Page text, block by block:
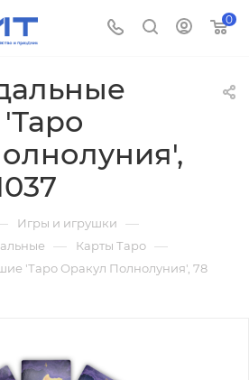
0
Игры и игрушки —
— Карты Таро —
'Таро Оракул Полнолуния', 78